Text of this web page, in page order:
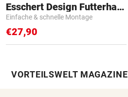
Esschert Design Futterhaus
Einfache & schnelle Montage
€27,90
VORTEILSWELT MAGAZINE